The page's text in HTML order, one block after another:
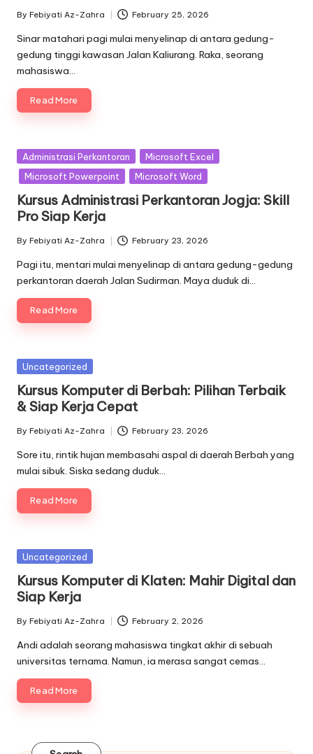
Posted
by
By Febiyati Az-Zahra February 25, 2026
Sinar matahari pagi mulai menyelinap di antara gedung-
gedung tinggi kawasan Jalan Kaliurang. Raka, seorang
mahasiswa…
Read More
Posted
in
Administrasi Perkantoran
Microsoft Excel
Microsoft Powerpoint
Microsoft Word
Kursus Administrasi Perkantoran Jogja: Skill
Pro Siap Kerja
Posted
by
By Febiyati Az-Zahra February 23, 2026
Pagi itu, mentari mulai menyelinap di antara gedung-gedung
perkantoran daerah Jalan Sudirman. Maya duduk di…
Read More
Posted
Uncategorized
Kursus Komputer di Berbah: Pilihan Terbaik
& Siap Kerja Cepat
Posted
by
By Febiyati Az-Zahra February 23, 2026
Sore itu, rintik hujan membasahi aspal di daerah Berbah yang
mulai sibuk. Siska sedang duduk…
Read More
Posted
Uncategorized
Kursus Komputer di Klaten: Mahir Digital dan
Siap Kerja
Posted
by
By Febiyati Az-Zahra February 2, 2026
Andi adalah seorang mahasiswa tingkat akhir di sebuah
universitas ternama. Namun, ia merasa sangat cemas…
Read More